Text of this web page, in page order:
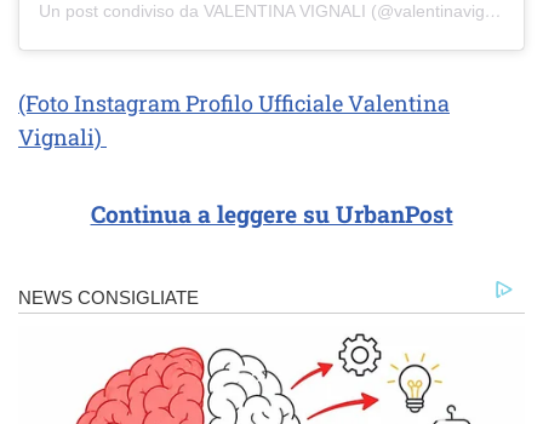
Un post condiviso da VALENTINA VIGNALI (@valentinavignali)
(Foto Instagram Profilo Ufficiale Valentina
Vignali)
Continua a leggere su UrbanPost